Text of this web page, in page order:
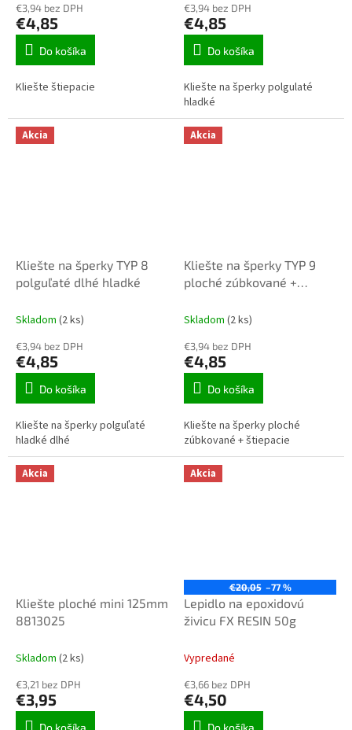
€3,94 bez DPH
€4,85
Do košíka
Kliešte štiepacie
€3,94 bez DPH
€4,85
Do košíka
Kliešte na šperky polgulaté
hladké
Akcia
Kliešte na šperky TYP 8
polguľaté dlhé hladké
Skladom (2 ks)
€3,94 bez DPH
€4,85
Do košíka
Kliešte na šperky polguľaté
hladké dlhé
Akcia
Kliešte na šperky TYP 9
ploché zúbkované +
Skladom (2 ks)
€3,94 bez DPH
€4,85
Do košíka
Kliešte na šperky ploché
zúbkované + štiepacie
Akcia
Kliešte ploché mini 125mm
8813025
Skladom (2 ks)
€3,21 bez DPH
€3,95
Do košíka
Akcia
€20,05 –77 %
Lepidlo na epoxidovú
živicu FX RESIN 50g
Vypredané
€3,66 bez DPH
€4,50
Do košíka